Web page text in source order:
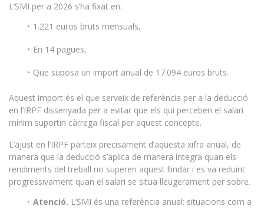
L’SMI per a 2026 s’ha fixat en:
1.221 euros bruts mensuals,
En 14 pagues,
Que suposa un import anual de 17.094 euros bruts.
Aquest import és el que serveix de referència per a la deducció
en l’IRPF dissenyada per a evitar que els qui perceben el salari
mínim suportin càrrega fiscal per aquest concepte.
L’ajust en l’IRPF parteix precisament d’aquesta xifra anual, de
manera que la deducció s’aplica de manera íntegra quan els
rendiments del treball no superen aquest llindar i es va reduint
progressivament quan el salari se situa lleugerament per sobre.
Atenció. L’SMI és una referència anual: situacions com a